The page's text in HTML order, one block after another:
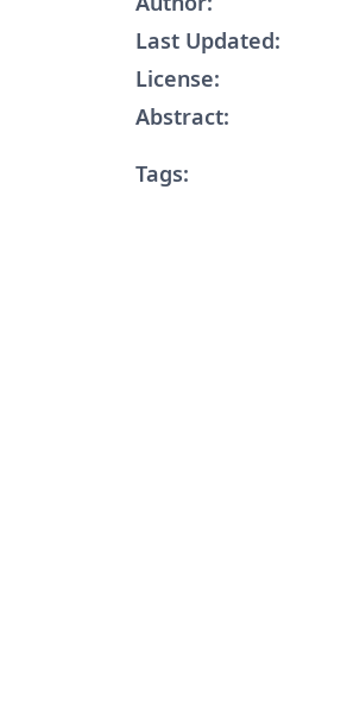
Last Updated:
License:
Abstract:
Tags: